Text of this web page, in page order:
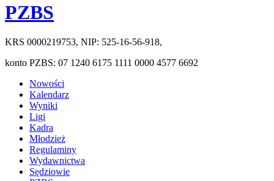
PZBS
KRS 0000219753, NIP: 525-16-56-918,
konto PZBS: 07 1240 6175 1111 0000 4577 6692
Nowości
Kalendarz
Wyniki
Ligi
Kadra
Młodzież
Regulaminy
Wydawnictwa
Sędziowie